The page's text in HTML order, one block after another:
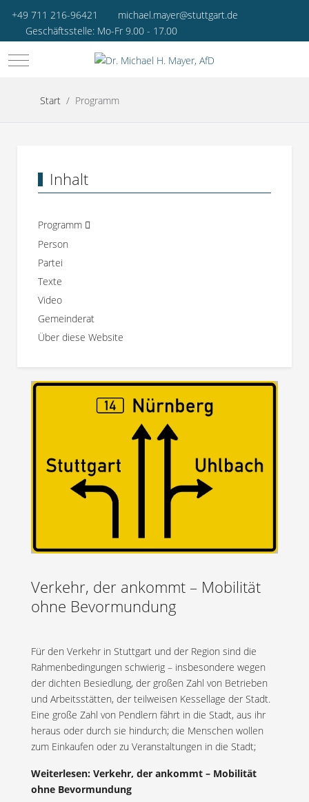
+49 711 216-96421
michael.mayer@stuttgart.de
Geschäftsstelle: Mo-Fr 9.00 - 17.00
Mobile Menu Toggle
Start Programm
Inhalt
Programm
Person
Partei
Texte
Video
Gemeinderat
Über diese Website
Verkehr, der ankommt – Mobilität
ohne Bevormundung
Für den Verkehr in Stuttgart und der Region sind die
Rahmenbedingungen schwierig – insbesondere wegen
der dichten Besiedlung, der großen Zahl von Betrieben
und Arbeitsstätten, der teilweisen Kessellage der Stadt.
Eine große Zahl von Pendlern fährt in die Stadt, aus ihr
heraus oder durch sie hindurch; die Menschen wollen
zum Einkaufen oder zu Veranstaltungen in die Stadt;
Weiterlesen: Verkehr, der ankommt – Mobilität
ohne Bevormundung